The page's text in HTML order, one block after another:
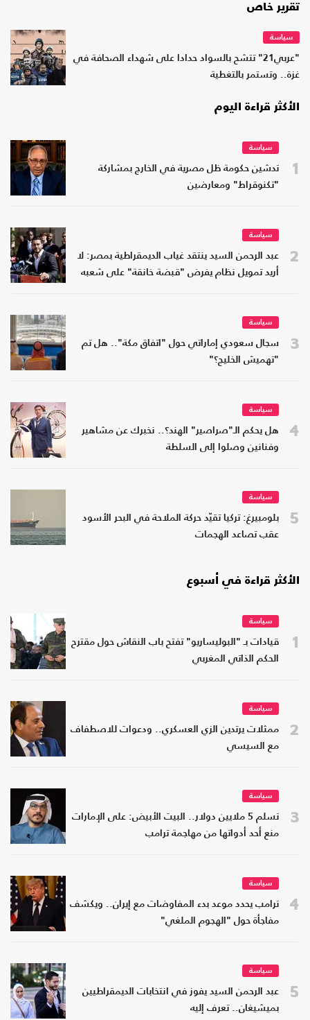
تقرير خاص
سياسة
"عربي21" تتشح بالسواد حدادا على شهداء الصحافة في
غزة.. وتستمر بالتغطية
الأكثر قراءة اليوم
1
سياسة
تدشين حكومة ظل مصرية في الخارج بمشاركة
"تكنوقراط" ومعارضين
2
سياسة
عبد الرحمن السيد ينتقد غياب الديمقراطية بمصر: لا
أريد تمويل نظام يفرض "قبضة خانقة" على شعبه
3
سياسة
سجال سعودي إماراتي حول "اتفاق مكة".. هل تم
"تهميش الخليج؟"
4
سياسة
هل يحكم الـ"صراصير" الهند؟.. نخبرك عن مشاهير
وفنانين وصلوا إلى السلطة
5
سياسة
بلومبيرغ: تركيا تقيّد حركة الملاحة في البحر الأسود
عقب تصاعد الهجمات
الأكثر قراءة في أسبوع
1
سياسة
قيادات بـ "البوليساريو" تفتح باب النقاش حول مقترح
الحكم الذاتي المغربي
2
سياسة
ممثلات يرتدين الزي العسكري.. ودعوات للاصطفاف
مع السيسي
3
سياسة
تسلم 5 ملايين دولار.. البيت الأبيض: على الإمارات
منع أحد أدواتها من مهاجمة ترامب
4
سياسة
ترامب يحدد موعد بدء المفاوضات مع إيران.. ويكشف
مفاجأة حول "الهجوم الملغي"
5
سياسة
عبد الرحمن السيد يفوز في انتخابات الديمقراطيين
بميشيغان.. تعرف إليه